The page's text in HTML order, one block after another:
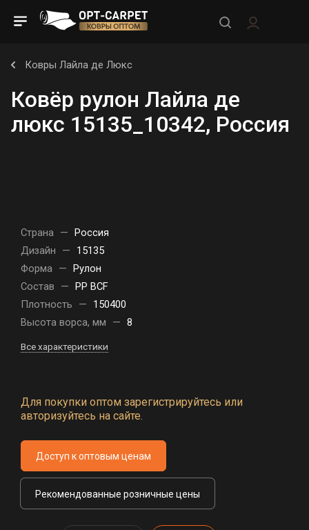
Ковры Лайла де Люкс
Ковёр рулон Лайла де
люкс 15135_10342, Россия
Страна — Россия
Дизайн
—
15135
Форма — Рулон
Состав
— PP BCF
Плотность
—
150400
Высота ворса, мм
— 8
Все характеристики
Для покупки оптом зарегистрируйтесь или
авторизуйтесь на сайте.
Доступ к оптовым ценам
Рекомендованные розничные цены